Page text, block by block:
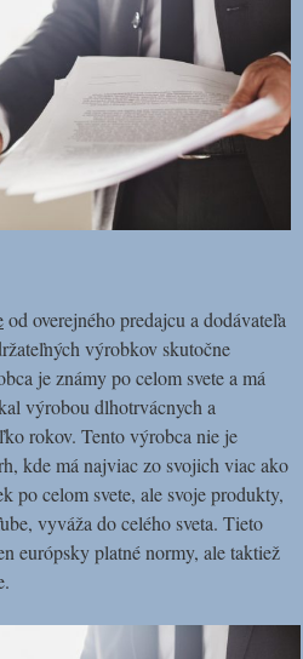
od overejného predajcu a dodávateľa
výrobkov skutočne
je známy po celom svete a má
výrobou dlhotrvácnych a
rokov. Tento výrobca nie je
kde má najviac zo svojich viac ako
po celom svete, ale svoje produkty,
vyváža do celého sveta. Tieto
európsky platné normy, ale taktiež